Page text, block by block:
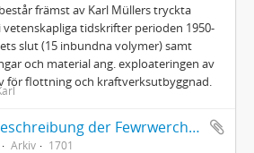
främst av Karl Müllers tryckta
tidskrifter perioden 1950-
slut (15 inbundna volymer) samt
och material ang. exploateringen av
för flottning och kraftverksutbyggnad.
Karl XII: Kurtze Beschreibung der Fewrwerchs...
Arkiv 1701